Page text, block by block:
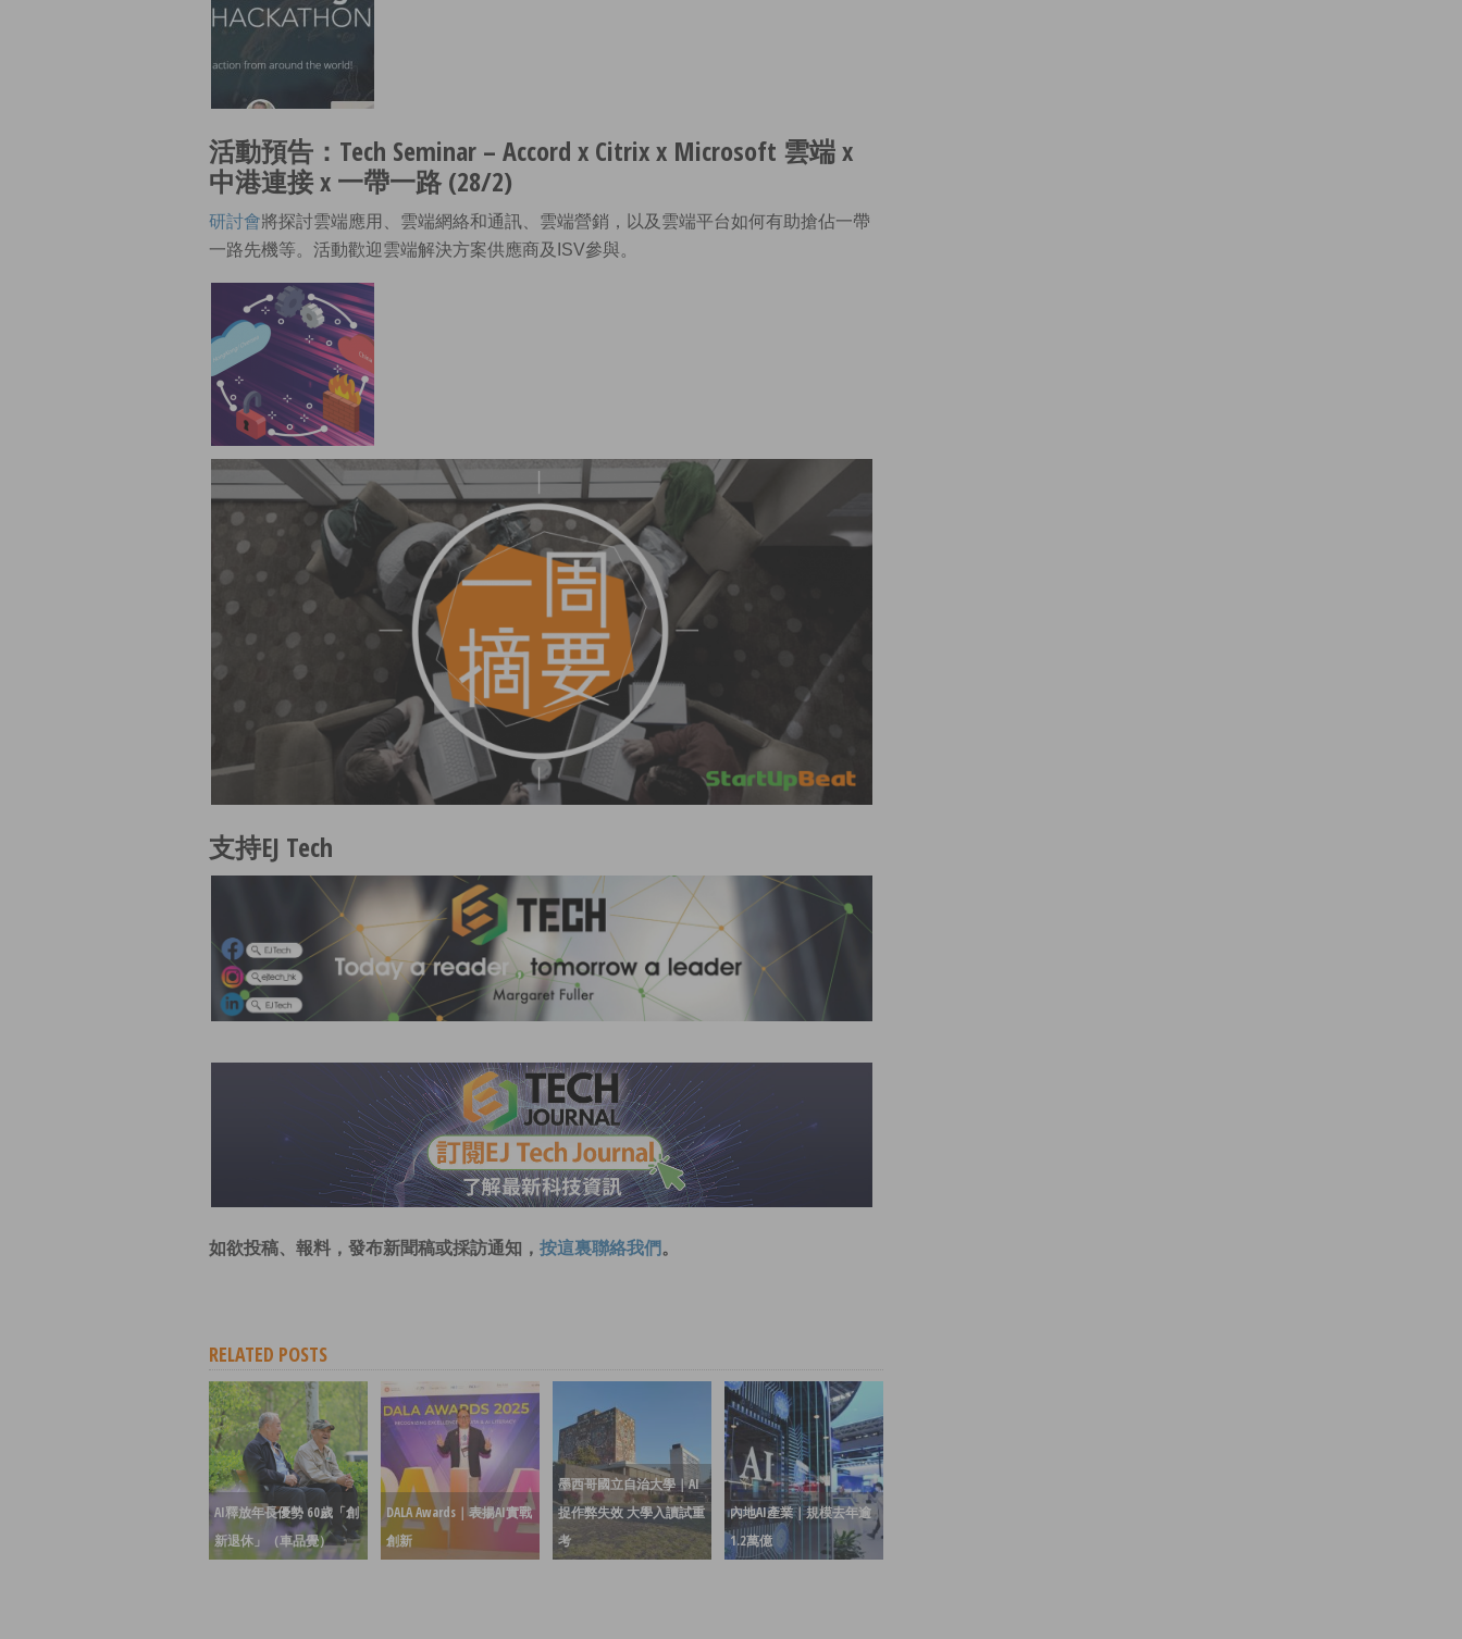
活動預告：Tech Seminar – Accord x Citrix x Microsoft 雲端 x
中港連接 x 一帶一路 (28/2)
研討會將探討雲端應用、雲端網絡和通訊、雲端營銷，以及雲端平台如何有助搶佔一帶
一路先機等。活動歡迎雲端解決方案供應商及ISV參與。
支持EJ Tech
如欲投稿、報料，發布新聞稿或採訪通知， 按這裏聯絡我們 。
RELATED POSTS
AI釋放年長優勢 60歲「創
新退休」（車品覺）
DALA Awards｜表揚AI實戰
創新
墨西哥國立自治大學｜AI
捉作弊失效 大學入讀試重
考
內地AI產業｜規模去年逾
1.2萬億